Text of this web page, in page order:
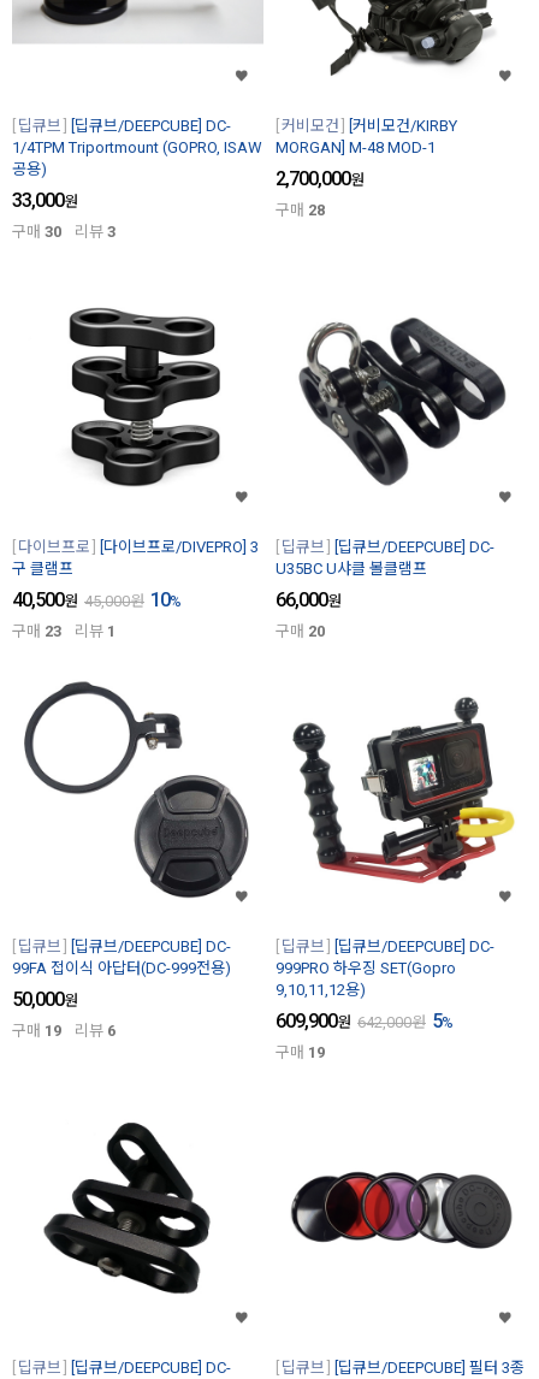
딥큐브
[딥큐브/DEEPCUBE] DC-
1/4TPM Triportmount (GOPRO, ISAW
공용)
33,000원
구매 30 리뷰 3
커비모건
[커비모건/KIRBY
MORGAN] M-48 MOD-1
2,700,000원
구매 28
다이브프로
[다이브프로/DIVEPRO] 3
구 클램프
40,500원 45,000원 10%
구매 23 리뷰 1
딥큐브
[딥큐브/DEEPCUBE] DC-
U35BC U샤클 볼클램프
66,000원
구매 20
딥큐브
[딥큐브/DEEPCUBE] DC-
99FA 접이식 아답터(DC-999전용)
50,000원
구매 19 리뷰 6
딥큐브
[딥큐브/DEEPCUBE] DC-
999PRO 하우징 SET(Gopro
9,10,11,12용)
609,900원 642,000원 5%
구매 19
딥큐브
[딥큐브/DEEPCUBE] DC-
딥큐브
[딥큐브/DEEPCUBE] 필터 3종